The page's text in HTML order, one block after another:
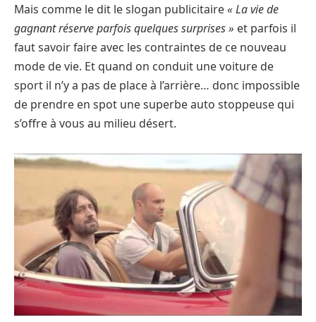
Mais comme le dit le slogan publicitaire« La vie de
gagnant réserve parfois quelques surprises » et parfois il
faut savoir faire avec les contraintes de ce nouveau
mode de vie. Et quand on conduit une voiture de
sport il n’y a pas de place à l’arrière… donc impossible
de prendre en spot une superbe auto stoppeuse qui
s’offre à vous au milieu désert.